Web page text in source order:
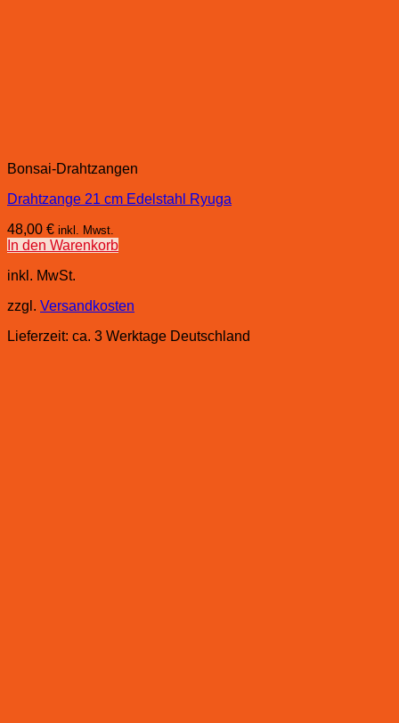
Bonsai-Drahtzangen
Drahtzange 21 cm Edelstahl Ryuga
48,00 € inkl. Mwst.
In den Warenkorb
inkl. MwSt.
zzgl. Versandkosten
Lieferzeit: ca. 3 Werktage Deutschland